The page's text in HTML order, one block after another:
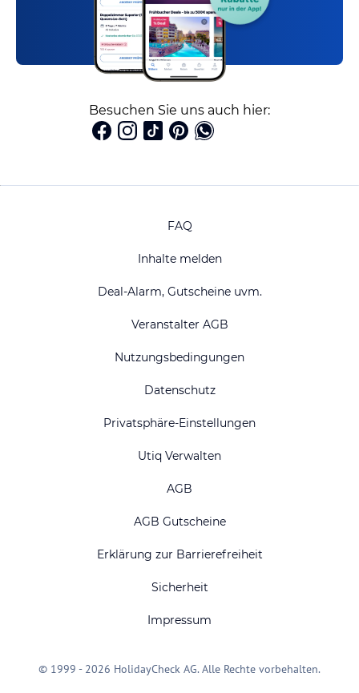
Besuchen Sie uns auch hier:
FAQ
Inhalte melden
Deal-Alarm, Gutscheine uvm.
Veranstalter AGB
Nutzungsbedingungen
Datenschutz
Privatsphäre-Einstellungen
Utiq Verwalten
AGB
AGB Gutscheine
Erklärung zur Barrierefreiheit
Sicherheit
Impressum
© 1999 - 2026 HolidayCheck AG. Alle Rechte vorbehalten.